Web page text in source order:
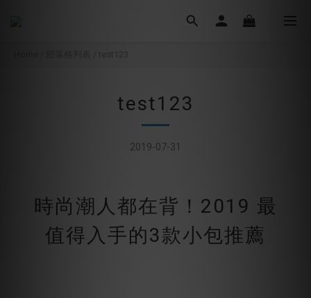
test123
2019-07-31
時尚潮人都在背！2019 最
值得入手的3款小包推薦